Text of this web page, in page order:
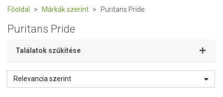
Főoldal Márkák szerint Puritans Pride
Puritans Pride
Találatok szűkítése
Relevancia szerint